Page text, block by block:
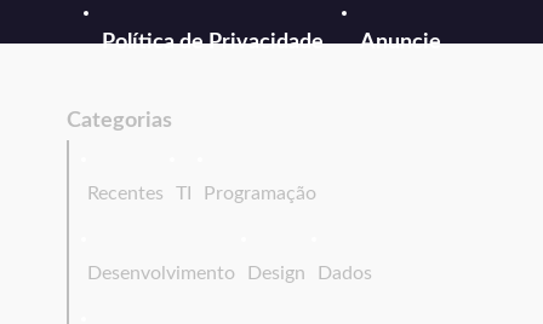
Política de Privacidade Anuncie
Categorias
Recentes TI Programação
Desenvolvimento Design Dados